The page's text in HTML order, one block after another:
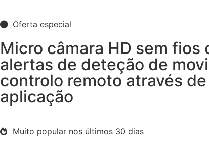
Oferta especial
Micro câmara HD sem fios
alertas de deteção de
controlo remoto através de
aplicação
Muito popular nos últimos 30 dias